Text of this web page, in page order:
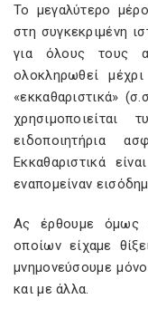
Το μεγαλύτερο
στη συγκεκριμένη
για όλους τους
ολοκληρωθεί
«εκκαθαριστικά»
ειδοποιητήρια
Εκκαθαριστικά
εναπομείναν
Ας έρθουμε όμως
οποίων είχαμε
μνημονεύσουμε
και με άλλα.